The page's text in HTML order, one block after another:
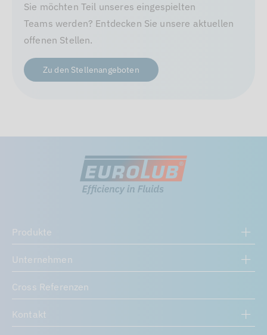
Sie möchten Teil unseres eingespielten
Teams werden? Entdecken Sie unsere aktuellen
offenen Stellen.
Zu den Stellenangeboten
Produkte
Unternehmen
Cross Referenzen
Kontakt